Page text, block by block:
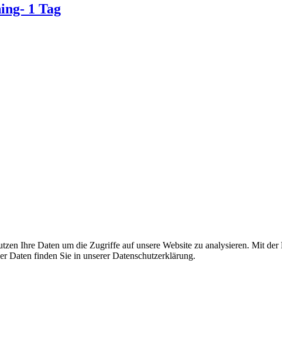
1 Tag
Ihre Daten um die Zugriffe auf unsere Website zu analysieren. Mit
Daten finden Sie in unserer Datenschutzerklärung.